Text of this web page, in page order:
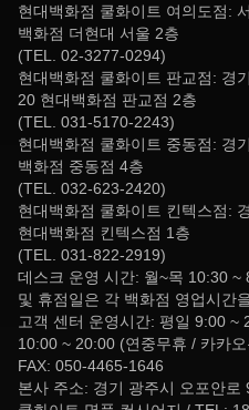
현대백화점 쿨화이트 여의도점:
백화점 더현대 서울 2층
(TEL. 02-3277-0294)
현대백화점 쿨화이트 판교점: 경
20 현대백화점 판교점 2층
(TEL. 031-5170-2243)
현대백화점 쿨화이트 중동점: 경
백화점 중동점 4층
(TEL. 032-623-2420)
현대백화점 쿨화이트 킨텍스점:
현대백화점 킨텍스점 1층
(TEL. 031-822-2919)
데스크 운영 시간: 월~목 10:30
및 휴점일은 각 백화점 영업시간
고객 센터 운영시간: 평일 9:00 ~
10:00 ~ 20:00 (연중무휴 / 카카
FAX: 050-4465-1646
본사 주소: 경기 광주시 오포안로